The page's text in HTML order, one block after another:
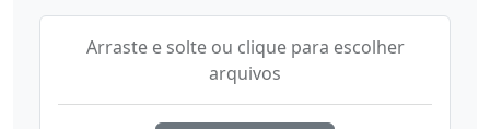
Arraste e solte ou clique para escolher
arquivos